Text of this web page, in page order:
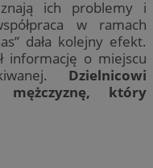
ich problemy i
w ramach
dała kolejny efekt.
informację o miejscu
Dzielnicowi
mężczyznę, który